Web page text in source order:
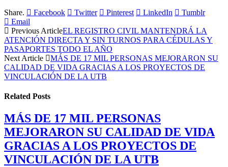
Share.
Facebook Twitter Pinterest LinkedIn
Tumblr
Email
Previous ArticleEL REGISTRO CIVIL MANTENDRÁ LA
ATENCIÓN DIRECTA Y SIN TURNOS PARA CÉDULAS Y
PASAPORTES TODO EL AÑO
Next Article
MÁS DE 17 MIL PERSONAS MEJORARON SU
CALIDAD DE VIDA GRACIAS A LOS PROYECTOS DE
VINCULACIÓN DE LA UTB
Related Posts
MÁS DE 17 MIL PERSONAS
MEJORARON SU CALIDAD DE VIDA
GRACIAS A LOS PROYECTOS DE
VINCULACIÓN DE LA UTB